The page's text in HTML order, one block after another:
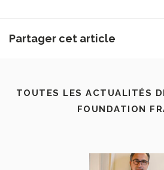
Partager cet article
TOUTES LES ACTUALITÉS
FOUNDATION